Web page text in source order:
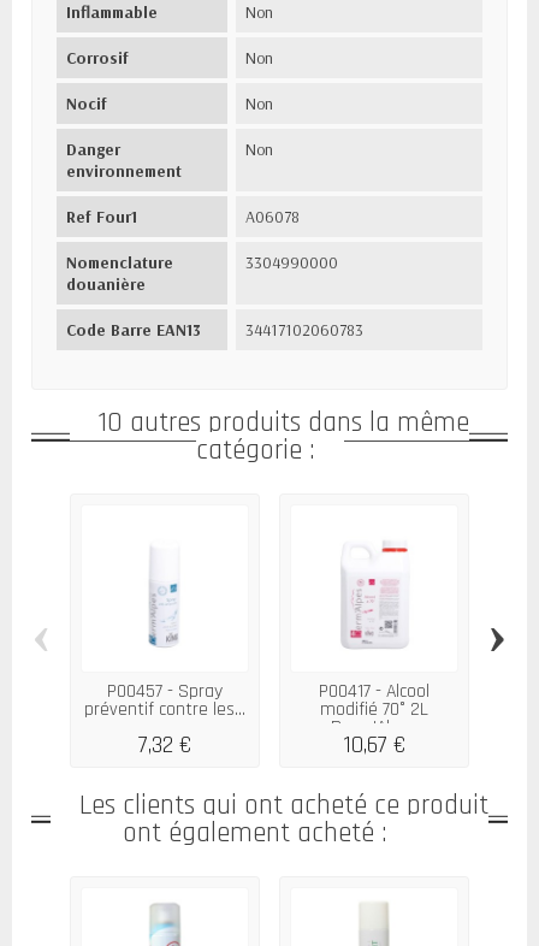
Inflammable Non
Corrosif Non
Nocif Non
Danger
environnement
Non
Ref Four1 A06078
Nomenclature
douanière
3304990000
Code Barre EAN13 34417102060783
10 autres produits dans la même
catégorie :
P00457 - Spray
préventif contre les...
7,32 €
P00417 - Alcool
modifié 70° 2L
Derm'Alpes
10,67 €
‹ ›
Les clients qui ont acheté ce produit
ont également acheté :